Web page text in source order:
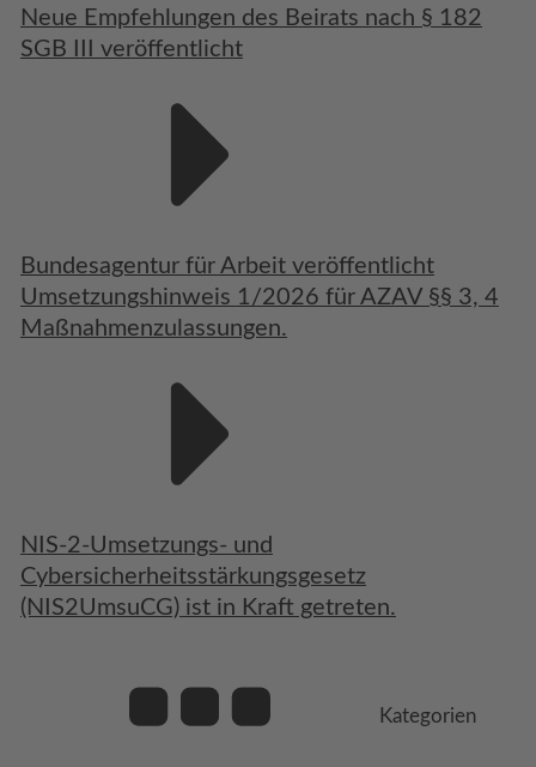
Neue Empfehlungen des Beirats nach § 182
SGB III veröffentlicht
Bundesagentur für Arbeit veröffentlicht
Umsetzungshinweis 1/2026 für AZAV §§ 3, 4
Maßnahmenzulassungen.
NIS-2-Umsetzungs- und
Cybersicherheitsstärkungsgesetz
(NIS2UmsuCG) ist in Kraft getreten.
Kategorien